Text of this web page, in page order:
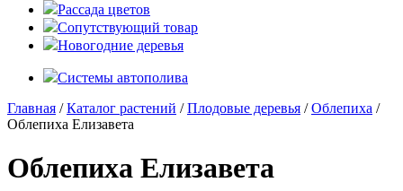
Рассада цветов
Сопутствующий товар
Новогодние деревья
Системы автополива
Главная /Каталог растений /Плодовые деревья /Облепиха /
Облепиха Елизавета
Облепиха Елизавета